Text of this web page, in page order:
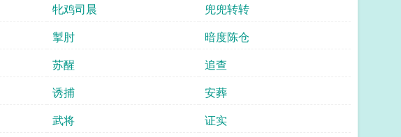
牝鸡司晨
兜兜转转
掣肘
暗度陈仓
苏醒
追查
诱捕
安葬
武将
证实